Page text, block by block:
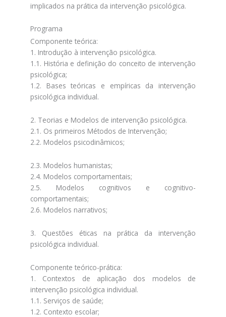
implicados na prática da intervenção psicológica.
Programa
Componente teórica:
1. Introdução à intervenção psicológica.
1.1. História e definição do conceito de intervenção
psicológica;
1.2. Bases teóricas e empíricas da intervenção
psicológica individual.
2. Teorias e Modelos de intervenção psicológica.
2.1. Os primeiros Métodos de Intervenção;
2.2. Modelos psicodinâmicos;
2.3. Modelos humanistas;
2.4. Modelos comportamentais;
2.5. Modelos cognitivos e cognitivo-
comportamentais;
2.6. Modelos narrativos;
3. Questões éticas na prática da intervenção
psicológica individual.
Componente teórico-prática:
1. Contextos de aplicação dos modelos de
intervenção psicológica individual.
1.1. Serviços de saúde;
1.2. Contexto escolar;